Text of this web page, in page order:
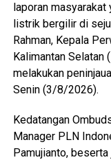
laporan
listrik bergilir di
Rahman, Kepala
Kalimantan
melakukan
Senin (3/8/2026).
Kedatangan
Manager PLN
Pamujianto,